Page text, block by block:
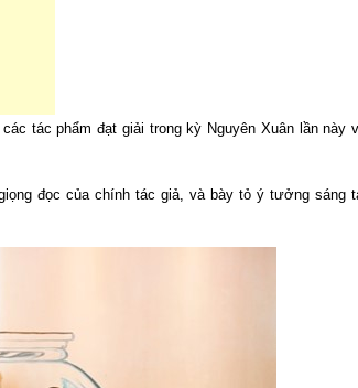
tác phẩm đạt giải trong kỳ Nguyên Xuân lần này
đọc của chính tác giả, và bày tỏ ý tưởng sáng